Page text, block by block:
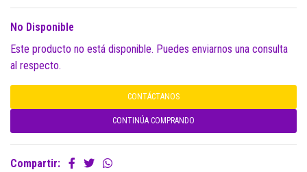
No Disponible
Este producto no está disponible. Puedes enviarnos una consulta
al respecto.
CONTÁCTANOS
CONTINÚA COMPRANDO
Compartir: